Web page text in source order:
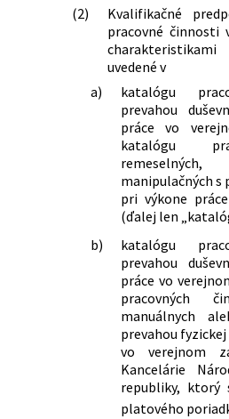
niektorých
predpisov a
dopĺňajú
406/2025 Z. z.
Zákon o
odkázanosti
osoby a o
zákonov
(2)
Kvalifikačné
pracovné činnosti
uvedené v
a)
katalógu
prevahou
práce vo
katalógu
remeselných,
manipulačných s
pri výkone
(ďalej len
b)
katalógu
prevahou
práce vo
pracovných
manuálnych
prevahou
vo verejnom
Kancelárie
republiky, ktorý
platového